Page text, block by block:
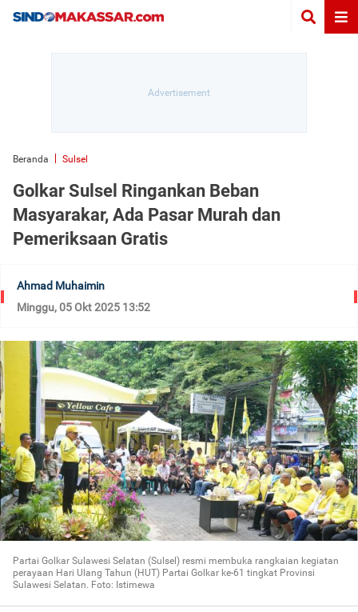
Beranda Sulsel
Golkar Sulsel Ringankan Beban
Masyarakar, Ada Pasar Murah dan
Pemeriksaan Gratis
Ahmad Muhaimin
Minggu, 05 Okt 2025 13:52
Partai Golkar Sulawesi Selatan (Sulsel) resmi membuka rangkaian kegiatan
perayaan Hari Ulang Tahun (HUT) Partai Golkar ke-61 tingkat Provinsi
Sulawesi Selatan. Foto: Istimewa